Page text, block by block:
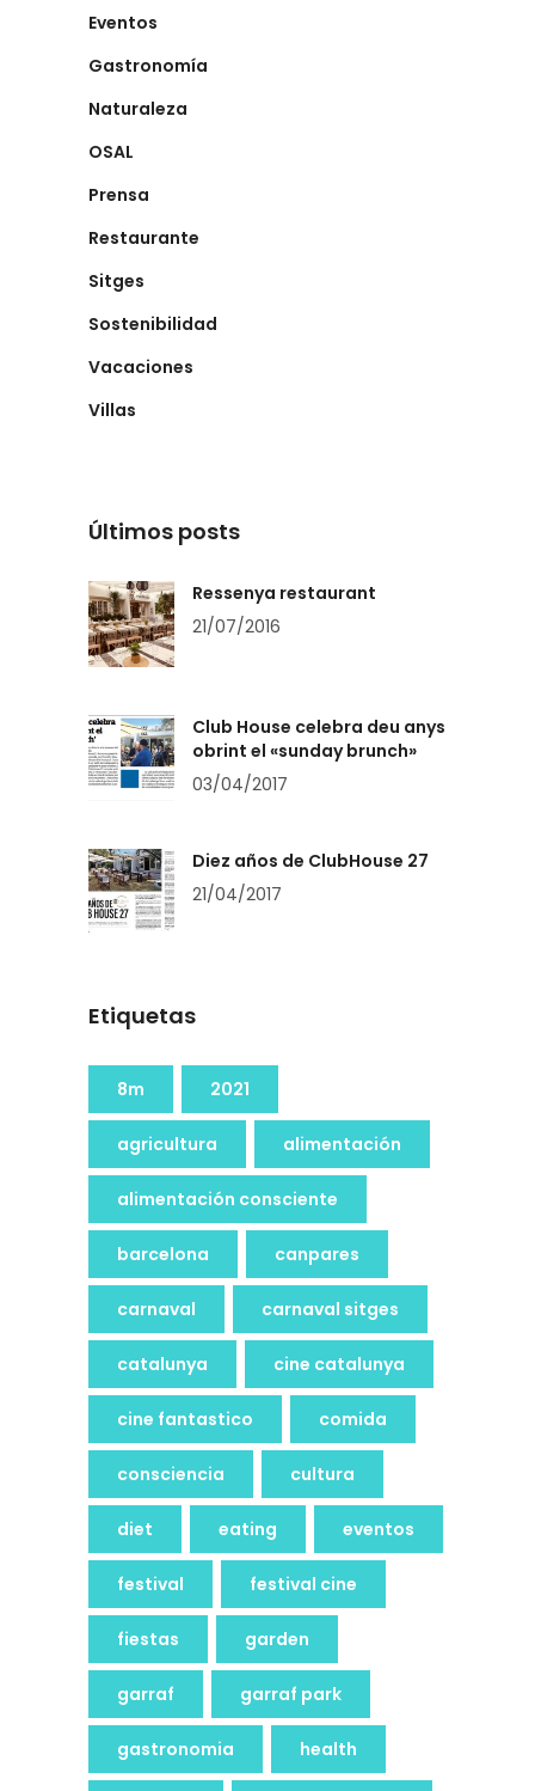
Eventos
Gastronomía
Naturaleza
OSAL
Prensa
Restaurante
Sitges
Sostenibilidad
Vacaciones
Villas
Últimos posts
Ressenya restaurant
21/07/2016
Club House celebra deu anys
obrint el «sunday brunch»
03/04/2017
Diez años de ClubHouse 27
21/04/2017
Etiquetas
8m 2021
agricultura alimentación
alimentación consciente
barcelona canpares
carnaval carnaval sitges
catalunya cine catalunya
cine fantastico comida
consciencia cultura
diet eating eventos
festival festival cine
fiestas garden
garraf garraf park
gastronomia health